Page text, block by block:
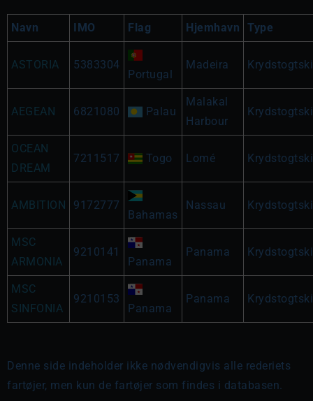
Navn IMO Flag Hjemhavn Type
ASTORIA 5383304
Portugal
Madeira
AEGEAN 6821080 Palau
Malakal
Harbour
OCEAN
DREAM
7211517 Togo Lomé
AMBITION 9172777
Bahamas
Nassau
MSC
ARMONIA
9210141
Panama
Panama
MSC
SINFONIA
9210153
Panama
Panama
Denne side indeholder ikke nødvendigvis alle rederiets
fartøjer, men kun de fartøjer som findes i databasen.